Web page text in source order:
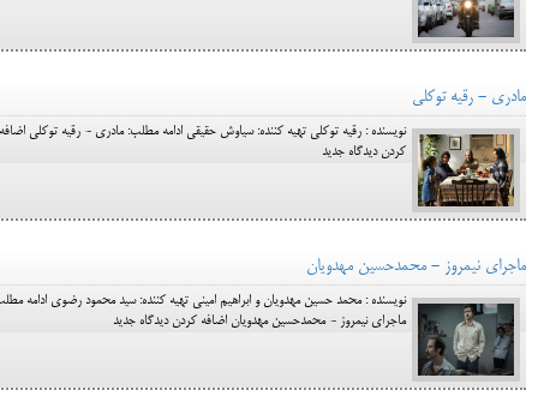
مادری - رقیه توکلی
نویسنده : رقیه توکلی تهیه کننده: سیاوش حقیقی ادامه مطلب: مادری - رقیه توکلی اضافه
کردن دیدگاه جدید
ماجرای نیمروز - محمدحسین مهدویان
نویسنده : محمد حسین مهدویان و ابراهیم امینی تهیه کننده: سید محمود رضوی ادامه
ماجرای نیمروز - محمدحسین مهدویان اضافه کردن دیدگاه جدید